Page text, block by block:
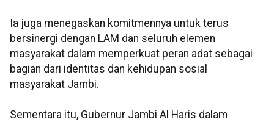
Ia juga menegaskan komitmennya untuk terus
bersinergi dengan LAM dan seluruh elemen
masyarakat dalam memperkuat peran adat sebagai
bagian dari identitas dan kehidupan sosial
masyarakat Jambi.
Sementara itu, Gubernur Jambi Al Haris dalam